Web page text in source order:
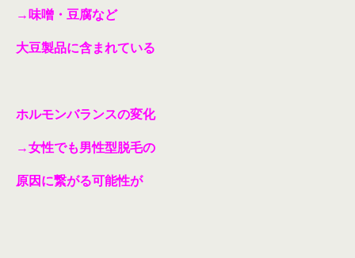
→味噌・豆腐など
大豆製品に含まれている
ホルモンバランスの変化
→女性でも男性型脱毛の
原因に繋がる可能性が